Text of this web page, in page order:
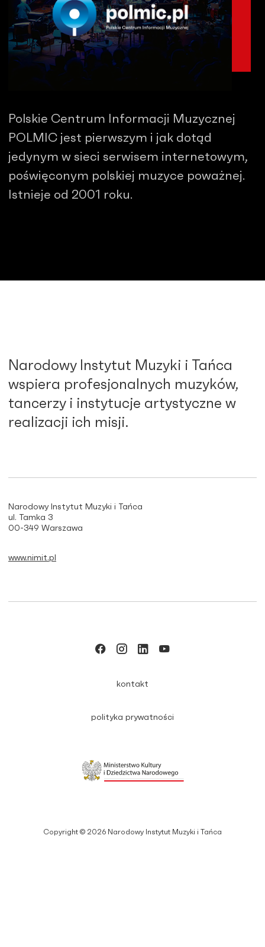
Polskie Centrum Informacji Muzycznej
POLMIC jest pierwszym i jak dotąd
jedynym w sieci serwisem internetowym,
poświęconym polskiej muzyce poważnej.
Istnieje od 2001 roku.
Narodowy Instytut Muzyki i Tańca
wspiera profesjonalnych muzyków,
tancerzy i instytucje artystyczne w
realizacji ich misji.
Narodowy Instytut Muzyki i Tańca
ul. Tamka 3
00-349 Warszawa
www.nimit.pl
Copyright © 2026 Narodowy Instytut Muzyki i Tańca
kontakt
polityka prywatności